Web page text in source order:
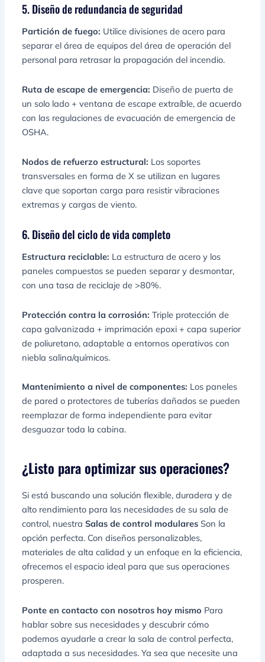
5. Diseño de redundancia de seguridad
Partición de fuego: Utilice divisiones de acero para
separar el área de equipos del área de operación del
personal para retrasar la propagación del incendio.
Ruta de escape de emergencia: Diseño de puerta de
un solo lado + ventana de escape extraíble, de acuerdo
con las regulaciones de evacuación de emergencia de
OSHA.
Nodos de refuerzo estructural: Los soportes
transversales en forma de X se utilizan en lugares
clave que soportan carga para resistir vibraciones
extremas y cargas de viento.
6. Diseño del ciclo de vida completo
Estructura reciclable: La estructura de acero y los
paneles compuestos se pueden separar y desmontar,
con una tasa de reciclaje de >80%.
Protección contra la corrosión:Triple protección de
capa galvanizada + imprimación epoxi + capa superior
de poliuretano, adaptable a entornos operativos con
niebla salina/químicos.
Mantenimiento a nivel de componentes: Los paneles
de pared o protectores de tuberías dañados se pueden
reemplazar de forma independiente para evitar
desguazar toda la cabina.
¿Listo para optimizar sus operaciones?
Si está buscando una solución flexible, duradera y de
alto rendimiento para las necesidades de su sala de
control, nuestraSalas de control modulares Son la
opción perfecta. Con diseños personalizables,
materiales de alta calidad y un enfoque en la eficiencia,
ofrecemos el espacio ideal para que sus operaciones
prosperen.
Ponte en contacto con nosotros hoy mismo Para
hablar sobre sus necesidades y descubrir cómo
podemos ayudarle a crear la sala de control perfecta,
adaptada a sus necesidades. Ya sea que necesite una